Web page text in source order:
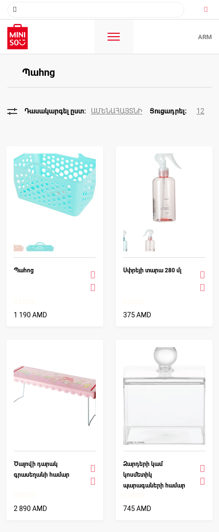
ARM
Պահոց
ԱՄԵՆԱՀԱՅՏՆԻ 12
Պահոց
1 190 AMD
Սփրեյի տարա 280 մլ
375 AMD
Ծալովի դարակ
գրասեղանի համար
2 890 AMD
Զարդերի կամ
կոսմետիկ
պարագաների համար
պահոց (D)
745 AMD